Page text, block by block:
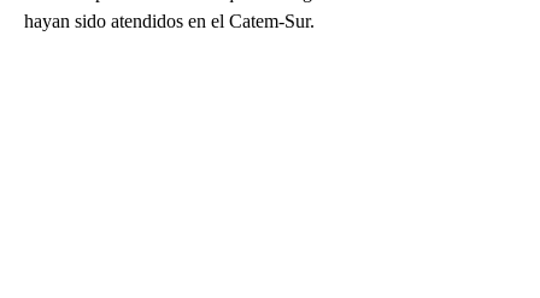
hayan sido atendidos en el Catem-Sur.